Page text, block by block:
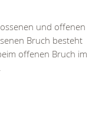
und offenen
Bruch besteht
offenen Bruch im